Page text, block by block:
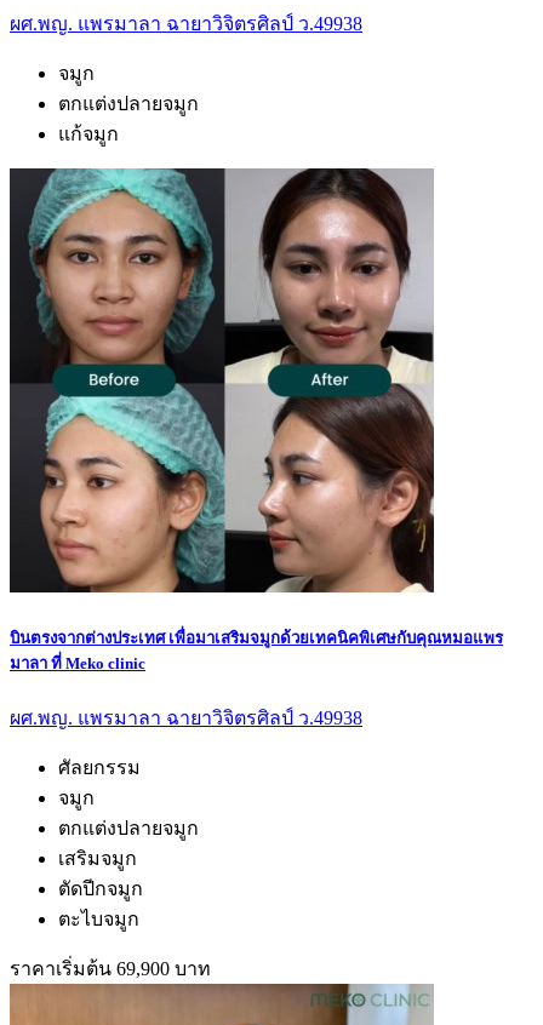
ผศ.พญ. แพรมาลา ฉายาวิจิตรศิลป์ ว.49938
จมูก
ตกแต่งปลายจมูก
แก้จมูก
บินตรงจากต่างประเทศ เพื่อมาเสริมจมูกด้วยเทคนิคพิเศษกับคุณหมอแพร
มาลา ที่ Meko clinic
ผศ.พญ. แพรมาลา ฉายาวิจิตรศิลป์ ว.49938
ศัลยกรรม
จมูก
ตกแต่งปลายจมูก
เสริมจมูก
ตัดปีกจมูก
ตะไบจมูก
ราคาเริ่มต้น 69,900 บาท